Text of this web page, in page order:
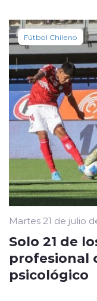
Fútbol Chileno
Martes 21 de julio
Solo 21 de
profesional
psicológico